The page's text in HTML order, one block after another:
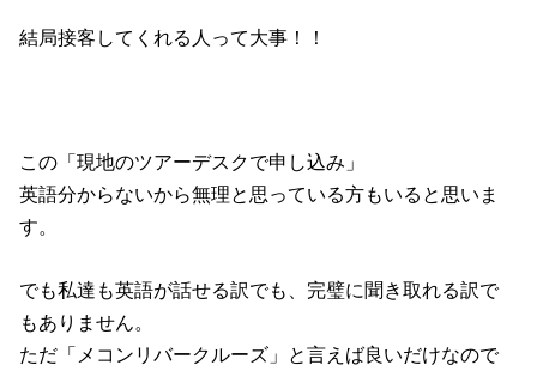
結局接客してくれる人って大事！！
この「現地のツアーデスクで申し込み」
英語分からないから無理と思っている方もいると思いま
す。
でも私達も英語が話せる訳でも、完璧に聞き取れる訳で
もありません。
ただ「メコンリバークルーズ」と言えば良いだけなので